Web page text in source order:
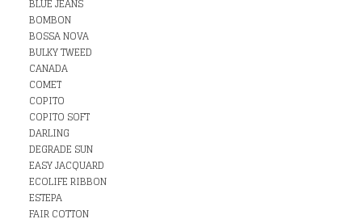
BLUE JEANS
BOMBON
BOSSA NOVA
BULKY TWEED
CANADA
COMET
COPITO
COPITO SOFT
DARLING
DEGRADE SUN
EASY JACQUARD
ECOLIFE RIBBON
ESTEPA
FAIR COTTON